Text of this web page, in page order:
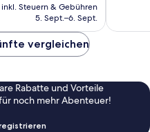
Preis
beträgt
inkl. Steuern & Gebühren
5. Sept.–6. Sept.
vergleichen
Rabatte und Vorteile
noch mehr Abenteuer!